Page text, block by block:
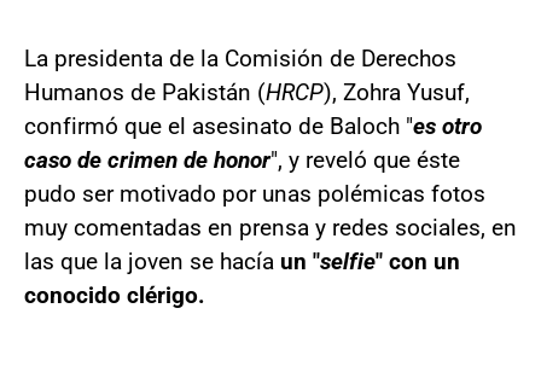
La presidenta de la Comisión de Derechos
Humanos de Pakistán (HRCP), Zohra Yusuf,
confirmó que el asesinato de Baloch "es otro
caso de crimen de honor", y reveló que éste
pudo ser motivado por unas polémicas fotos
muy comentadas en prensa y redes sociales, en
las que la joven se hacía un "selfie" con un
conocido clérigo.